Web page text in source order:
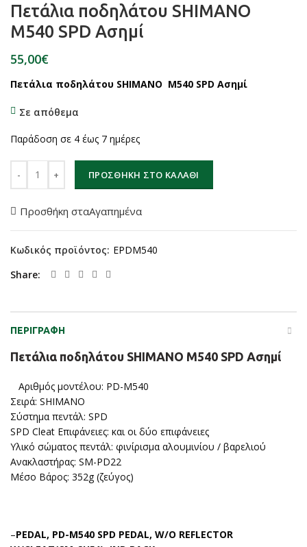
Πετάλια ποδηλάτου SHIMANO
M540 SPD Ασημί
€
Πετάλια ποδηλάτου SHIMANO M540 SPD Ασημί
Σε απόθεμα
Παράδοση σε 4 έως 7 ημέρες
ΠΡΟΣΘΉΚΗ ΣΤΟ ΚΑΛΆΘΙ
Προσθήκη σταΑγαπημένα
Κωδικός προϊόντος: EPDM540
Share
ΠΕΡΙΓΡΑΦΉ
Πετάλια ποδηλάτου SHIMANO M540 SPD Ασημί
Αριθμός μοντέλου: PD-M540
Σειρά: SHIMANO
Σύστημα πεντάλ: SPD
SPD Cleat Επιφάνειες: και οι δύο επιφάνειες
Υλικό σώματος πεντάλ: φινίρισμα αλουμινίου / βαρελιού
Ανακλαστήρας: SM-PD22
Μέσο Βάρος: 352g (ζεύγος)
–PEDAL, PD-M540 SPD PEDAL, W/O REFLECTOR